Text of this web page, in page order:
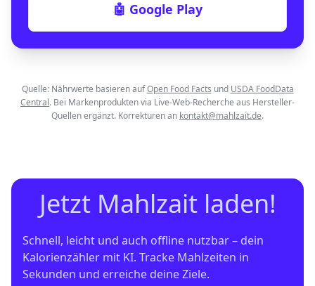
🤖 Google Play
Quelle: Nährwerte basieren auf Open Food Facts und USDA FoodData
Central. Bei Markenprodukten via Live-Web-Recherche aus Hersteller-
Quellen ergänzt. Korrekturen an kontakt@mahlzait.de.
Jetzt Mahlzait laden!
Schnell, leicht und auch offline nutzbar – dein
Kalorienzähler mit KI. Tracke Mahlzeiten in
Sekunden und erreiche deine Ziele.